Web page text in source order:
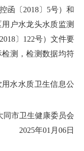
函〔2018〕5号）和
户水龙头水质监测
〕122号）文件要
测，检测数据均符
水水质卫生信息公
同市卫生健康委员会
2025年01月06日